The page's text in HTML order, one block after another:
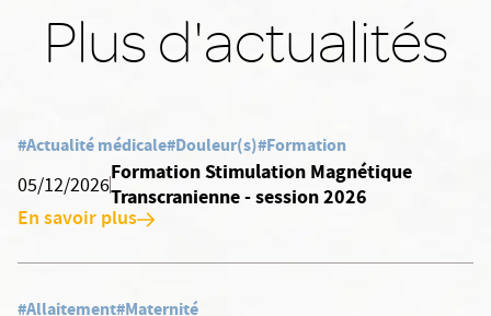
Plus d'actualités
#Actualité médicale#Douleur(s)#Formation
05/12/2026
Formation Stimulation Magnétique
Transcranienne - session 2026
En savoir plus
#Allaitement#Maternité